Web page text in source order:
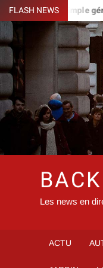
Skip
to
content
FLASH NEWS
ou simple générateur
Les news en
ACTU